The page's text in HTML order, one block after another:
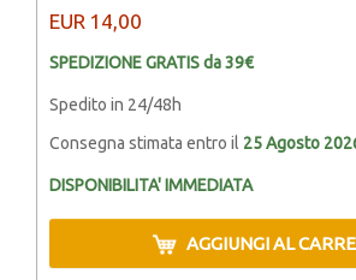
EUR 14,00
SPEDIZIONE GRATIS da 39€
Spedito in 24/48h
Consegna stimata entro il 25 Agosto
DISPONIBILITA' IMMEDIATA
AGGIUNGI AL